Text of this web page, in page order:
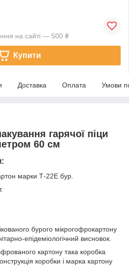
на сайті — 500 ₴
Купити
Доставка Оплата Умови
гарячої піци
60 см
марки Т-22Е бур.
бурого мікрогофрокартону
епідеміологічний висновок.
картону така коробка
коробки і марка картону